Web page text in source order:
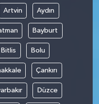
Artvin Aydın
Bayburt
Bitlis Bolu
Çankırı
Düzce